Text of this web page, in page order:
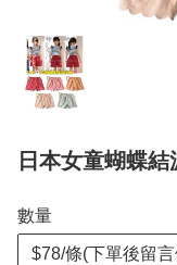
日本女童蝴蝶
數量
$78/條(下單後留